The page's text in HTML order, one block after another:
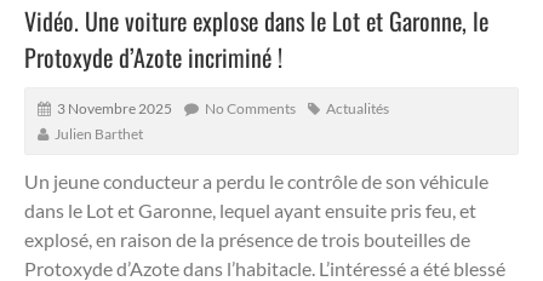
Vidéo. Une voiture explose dans le Lot et Garonne, le
Protoxyde d’Azote incriminé !
3 Novembre 2025 No Comments
Actualités
Julien Barthet
Un jeune conducteur a perdu le contrôle de son véhicule
dans le Lot et Garonne, lequel ayant ensuite pris feu, et
explosé, en raison de la présence de trois bouteilles de
Protoxyde d’Azote dans l’habitacle. L’intéressé a été blessé